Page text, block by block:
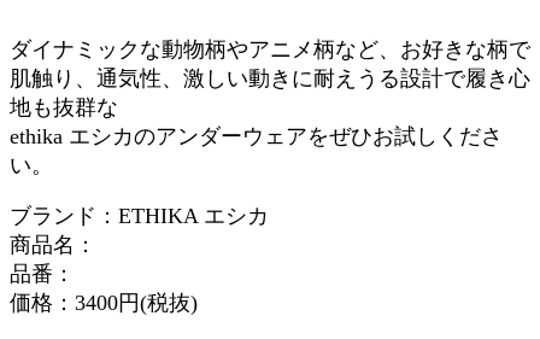
ダイナミックな動物柄やアニメ柄など、お好きな柄で
肌触り、通気性、激しい動きに耐えうる設計で履き心
地も抜群な
ethika エシカのアンダーウェアをぜひお試しくださ
い。
ブランド：ETHIKA エシカ
商品名：
品番：
価格：3400円(税抜)